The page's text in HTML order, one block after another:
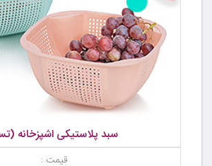
سبد پلاستیکی اشپزخانه
قیمت :